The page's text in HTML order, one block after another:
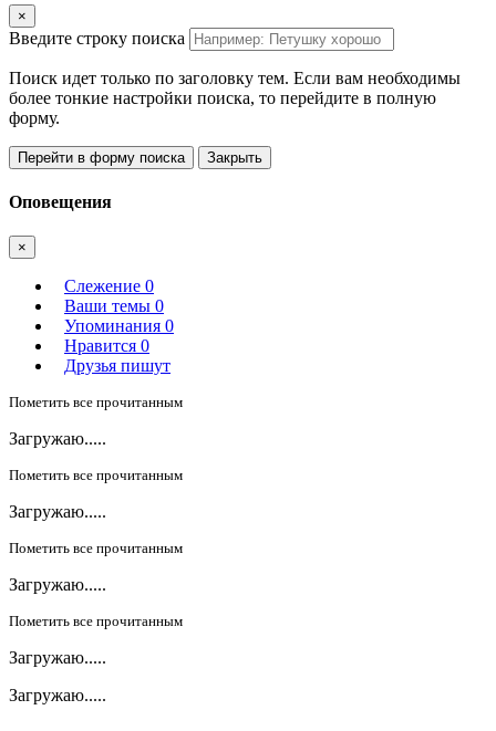
×
Введите строку поиска
Поиск идет только по заголовку тем. Если вам необходимы
более тонкие настройки поиска, то перейдите в полную
форму.
Перейти в форму поиска Закрыть
Оповещения
×
Слежение 0
Ваши темы 0
Упоминания 0
Нравится 0
Друзья пишут
Пометить все прочитанным
Загружаю.....
Пометить все прочитанным
Загружаю.....
Пометить все прочитанным
Загружаю.....
Пометить все прочитанным
Загружаю.....
Загружаю.....